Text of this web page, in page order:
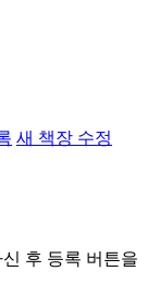
새 책장 수정
후 등록 버튼을